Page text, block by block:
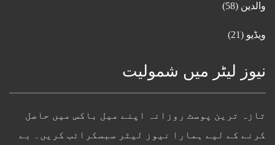
والدین (58)
ویڈیو (21)
نیوز لیٹر میں شمولیت
تازہ ترین پوسٹ روزانہ اپنے میل باکس میں حاصل
کرنے کے لیے ہمارا نیوز لیٹر سبسکرائب کریں۔ بے